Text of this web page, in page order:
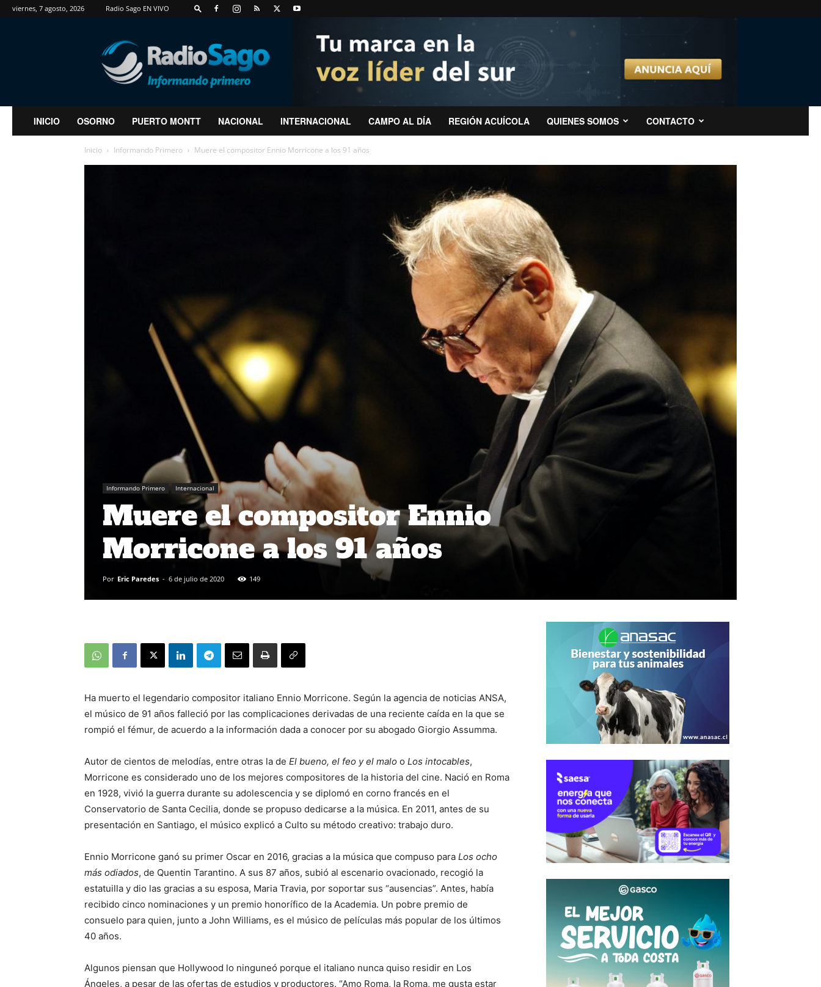
viernes, 7 agosto, 2026 Radio Sago EN VIVO
RadioSago
INICIO OSORNO PUERTO MONTT NACIONAL INTERNACIONAL CAMPO AL DÍA REGIÓN ACUÍCOLA QUIENES SOMOS CONTACTO
Inicio Informando Primero Muere el compositor Ennio Morricone a los 91 años
Informando Primero Internacional
Muere el compositor Ennio
Morricone a los 91 años
Por Eric Paredes - 6 de julio de 2020 149
Ha muerto el legendario compositor italiano Ennio Morricone. Según la agencia de noticias ANSA,
el músico de 91 años falleció por las complicaciones derivadas de una reciente caída en la que se
rompió el fémur, de acuerdo a la información dada a conocer por su abogado Giorgio Assumma.
Autor de cientos de melodías, entre otras la de El bueno, el feo y el malo o Los intocables,
Morricone es considerado uno de los mejores compositores de la historia del cine. Nació en Roma
en 1928, vivió la guerra durante su adolescencia y se diplomó en corno francés en el
Conservatorio de Santa Cecilia, donde se propuso dedicarse a la música. En 2011, antes de su
presentación en Santiago, el músico explicó a Culto su método creativo: trabajo duro.
Ennio Morricone ganó su primer Oscar en 2016, gracias a la música que compuso para Los ocho
más odiados, de Quentin Tarantino. A sus 87 años, subió al escenario ovacionado, recogió la
estatuilla y dio las gracias a su esposa, Maria Travia, por soportar sus “ausencias”. Antes, había
recibido cinco nominaciones y un premio honorífico de la Academia. Un pobre premio de
consuelo para quien, junto a John Williams, es el músico de películas más popular de los últimos
40 años.
Algunos piensan que Hollywood lo ninguneó porque el italiano nunca quiso residir en Los
Ángeles, a pesar de las ofertas de estudios y productores. “Amo Roma, la Roma, me gusta estar